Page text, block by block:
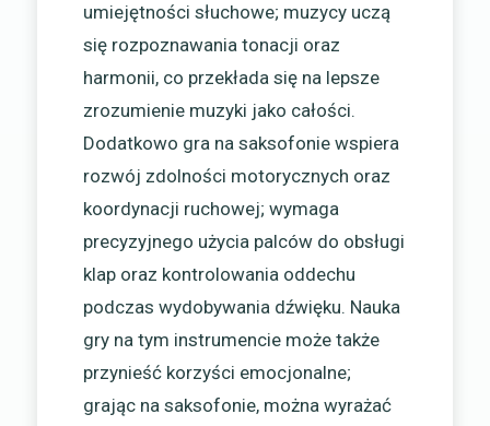
umiejętności słuchowe; muzycy uczą
się rozpoznawania tonacji oraz
harmonii, co przekłada się na lepsze
zrozumienie muzyki jako całości.
Dodatkowo gra na saksofonie wspiera
rozwój zdolności motorycznych oraz
koordynacji ruchowej; wymaga
precyzyjnego użycia palców do obsługi
klap oraz kontrolowania oddechu
podczas wydobywania dźwięku. Nauka
gry na tym instrumencie może także
przynieść korzyści emocjonalne;
grając na saksofonie, można wyrażać